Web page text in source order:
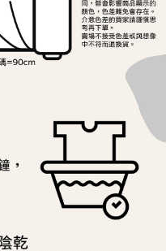
結帳頁面顯示為準，若有關於
疑問，請聯繫「AFTEE先享後付
support/home
AFTEE先享後付」服務完成之交
，並將交易相關給付款項請求債
或監護人之同意方可使用
起之損失，本公司不負相關責
別帳號之用戶狀況，依本公司即
足之情形，本公司將視審查結果
註冊。若發現惡意使用之情形，